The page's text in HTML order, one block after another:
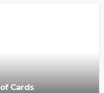
Cards